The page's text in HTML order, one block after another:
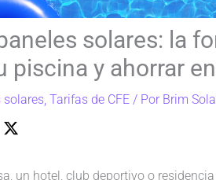
solares: la
piscina y ahorrar
solares, Tarifas de CFE/ Por Brim
un hotel, club deportivo o